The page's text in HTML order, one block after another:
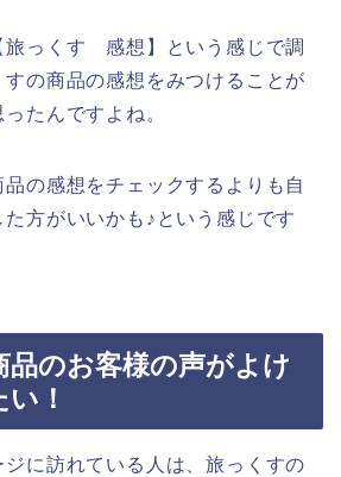
旅っくす 感想】という感じで調
の商品の感想をみつけることが
たんですよね。
の感想をチェックするよりも自
方がいいかも♪という感じです
品のお客様の声がよけ
！
に訪れている人は、旅っくすの